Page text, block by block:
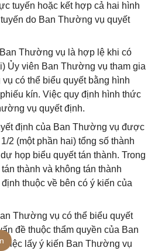
tuyến hoặc kết hợp cả hai hình
do Ban Thường vụ quyết
Thường vụ là hợp lệ khi có
Ủy viên Ban Thường vụ tham gia
có thể biểu quyết bằng hình
kín. Việc quy định hình thức
vụ quyết định.
định của Ban Thường vụ được
2 (một phần hai) tổng số thành
họp biểu quyết tán thành. Trong
thành và không tán thành
thuộc về bên có ý kiến của
Thường vụ có thể biểu quyết
đề thuộc thẩm quyền của Ban
việc lấy ý kiến Ban Thường vụ